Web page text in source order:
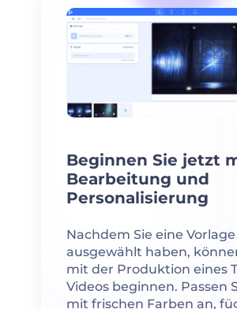
Beginnen Sie jetzt
Bearbeitung und
Personalisierung
Nachdem Sie eine Vorlage
ausgewählt haben,
mit der Produktion eines
Videos beginnen. Passen
mit frischen Farben an,